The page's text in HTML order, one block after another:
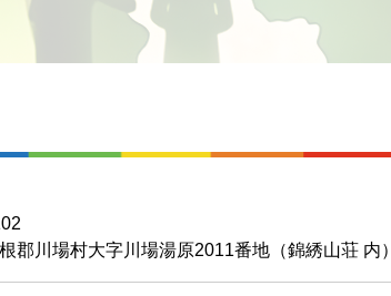
郡川場村大字川場湯原2011番地（錦綉山荘 内）